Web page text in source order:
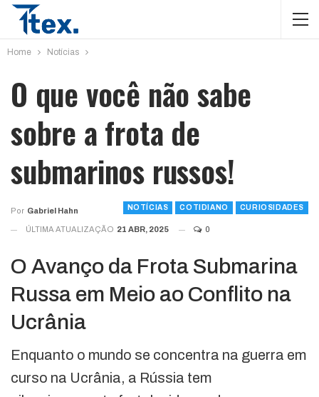
Home Notícias
O que você não sabe
sobre a frota de
submarinos russos!
NOTÍCIAS COTIDIANO CURIOSIDADES
Por Gabriel Hahn
ÚLTIMA ATUALIZAÇÃO 21 ABR, 2025 0
O Avanço da Frota Submarina
Russa em Meio ao Conflito na
Ucrânia
Enquanto o mundo se concentra na guerra em
curso na Ucrânia, a Rússia tem